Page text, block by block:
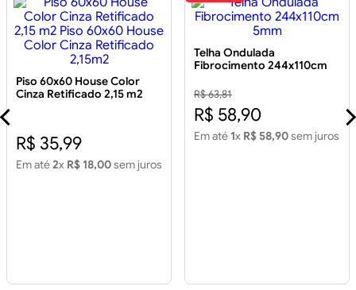
Piso 60x60 House Color
Cinza Retificado 2,15 m2
R$ 35,99
Em até2x R$ 18,00sem juros
Telha Ondulada
Fibrocimento 244x110cm
R$ 63,81
R$ 58,90
Em até 1x R$ 58,90sem juros